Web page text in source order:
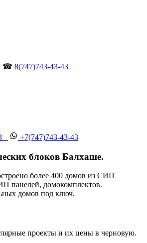
☎ 8(747)743-43-43
+7(747)743-43-43
блоков Балхаше.
более 400 домов из СИП
панелей, домокомплектов.
домов под ключ.
проекты и их цены в черновую.